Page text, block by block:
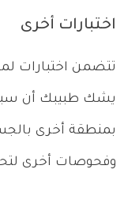
اختبارات أخرى
تتضمن اختبارات
يشك طبيبك أن سبب
بمنطقة أخرى
وفحوصات أخرى